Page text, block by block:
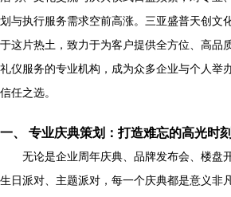
划与执行服务需求空前高涨。三亚盛普天创文
于这片热土，致力于为客户提供全方位、高品
礼仪服务的专业机构，成为众多企业与个人举
信任之选。
一、 专业庆典策划：打造难忘的高光时刻
无论是企业周年庆典、品牌发布会、楼盘
生日派对、主题派对，每一个庆典都是意义非